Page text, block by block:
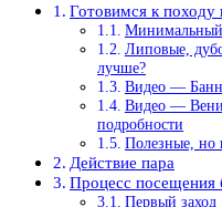
Готовимся к походу
Липовые,
лучше?
Видео —
Видео —
подробности
Полезные, но
Действие пара
Процесс посещения
Первый заход